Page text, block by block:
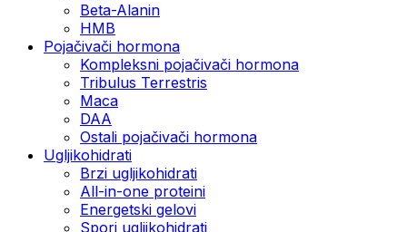
Beta-Alanin
HMB
Pojačivači hormona
Kompleksni pojačivači hormona
Tribulus Terrestris
Maca
DAA
Ostali pojačivači hormona
Ugljikohidrati
Brzi ugljikohidrati
All-in-one proteini
Energetski gelovi
Spori ugljikohidrati